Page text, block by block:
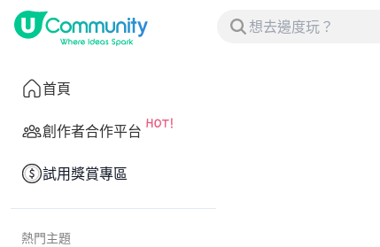
首頁
創作者合作平台
試用獎賞專區
熱門主題